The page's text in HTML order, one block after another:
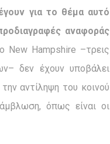
για το θέμα αυτό
αναφοράς
New Hampshire –τρεις
δεν έχουν υποβάλει
αντίληψη του κοινού
όπως είναι οι